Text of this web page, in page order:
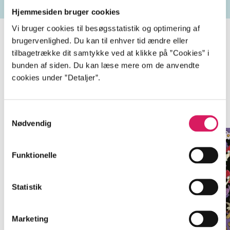
Hjemmesiden bruger cookies
Vi bruger cookies til besøgsstatistik og optimering af
brugervenlighed. Du kan til enhver tid ændre eller
tilbagetrække dit samtykke ved at klikke på ”Cookies” i
bunden af siden. Du kan læse mere om de anvendte
cookies under ”Detaljer”.
Nødvendig
Funktionelle
Statistik
Marketing
Bondebanden